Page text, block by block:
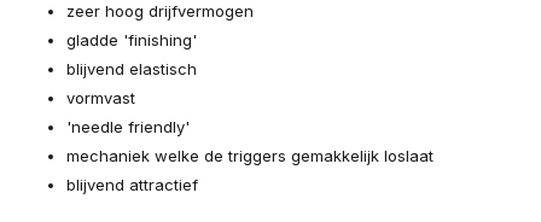
zeer hoog drijfvermogen
gladde 'finishing'
blijvend elastisch
vormvast
'needle friendly'
mechaniek welke de triggers gemakkelijk loslaat
blijvend attractief